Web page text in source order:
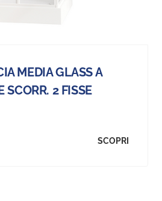
MEDIA GLASS A
SCORR. 2 FISSE
SCOPRI